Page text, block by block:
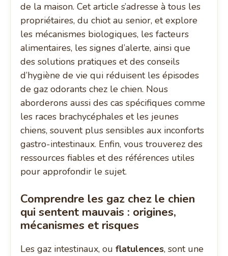
de la maison. Cet article s’adresse à tous les
propriétaires, du chiot au senior, et explore
les mécanismes biologiques, les facteurs
alimentaires, les signes d’alerte, ainsi que
des solutions pratiques et des conseils
d’hygiène de vie qui réduisent les épisodes
de gaz odorants chez le chien. Nous
aborderons aussi des cas spécifiques comme
les races brachycéphales et les jeunes
chiens, souvent plus sensibles aux inconforts
gastro-intestinaux. Enfin, vous trouverez des
ressources fiables et des références utiles
pour approfondir le sujet.
Comprendre les gaz chez le chien
qui sentent mauvais : origines,
mécanismes et risques
Les gaz intestinaux, ouflatulences, sont une